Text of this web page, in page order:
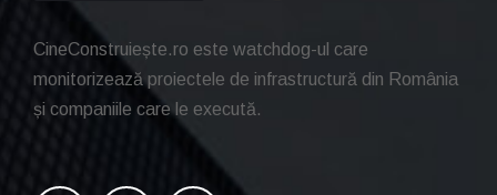
CineConstruiește.ro este watchdog-ul care
monitorizează proiectele de infrastructură din România
și companiile care le execută.